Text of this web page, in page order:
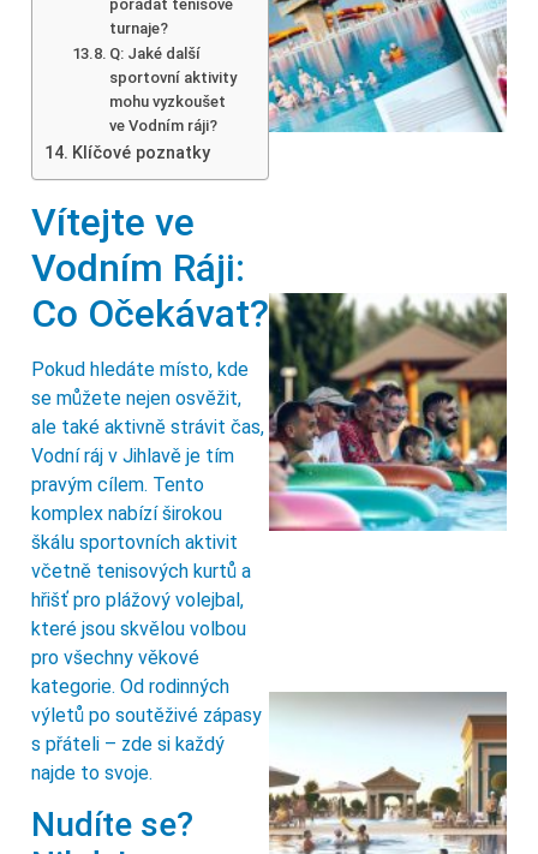
pořádat tenisové
turnaje?
Q: Jaké další
sportovní aktivity
mohu vyzkoušet
ve Vodním ráji?
Klíčové poznatky
Vítejte ve
Vodním Ráji:
Co Očekávat?
Pokud hledáte místo, kde
se můžete nejen osvěžit,
ale také aktivně strávit čas,
Vodní ráj v Jihlavě je tím
pravým cílem. Tento
komplex nabízí širokou
škálu sportovních aktivit
včetně tenisových kurtů a
hřišť pro plážový volejbal,
které jsou skvělou volbou
pro všechny věkové
kategorie. Od rodinných
výletů po soutěživé zápasy
s přáteli – zde si každý
najde to svoje.
Nudíte se?